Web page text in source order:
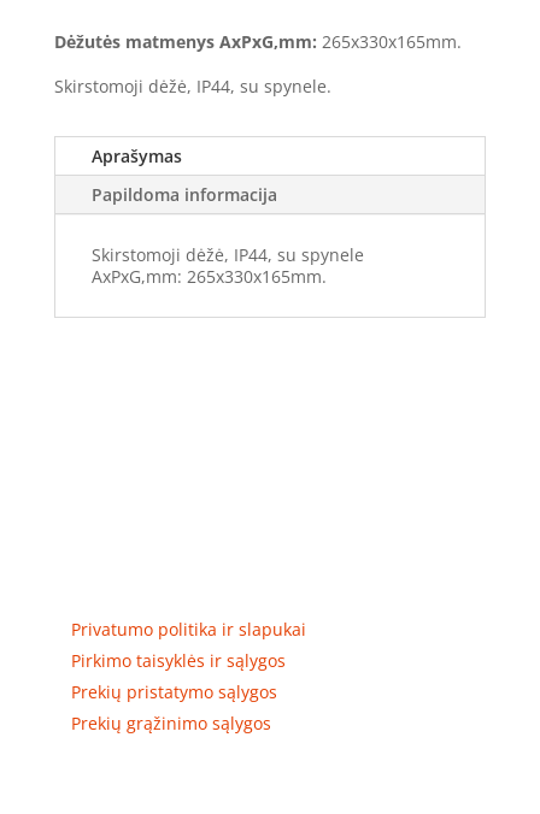
SD-
1-
(265x330x165)
Dėžutės matmenys AxPxG,mm: 265x330x165mm.
Skirstomoji dėžė, IP44, su spynele.
Aprašymas
Papildoma informacija
Skirstomoji dėžė, IP44, su spynele
AxPxG,mm: 265x330x165mm.
Privatumo politika ir slapukai
Pirkimo taisyklės ir sąlygos
Prekių pristatymo sąlygos
Prekių grąžinimo sąlygos